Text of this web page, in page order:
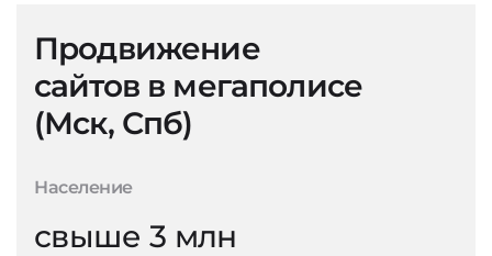
Продвижение
сайтов в мегаполисе
(Мск, Спб)
Население
свыше 3 млн